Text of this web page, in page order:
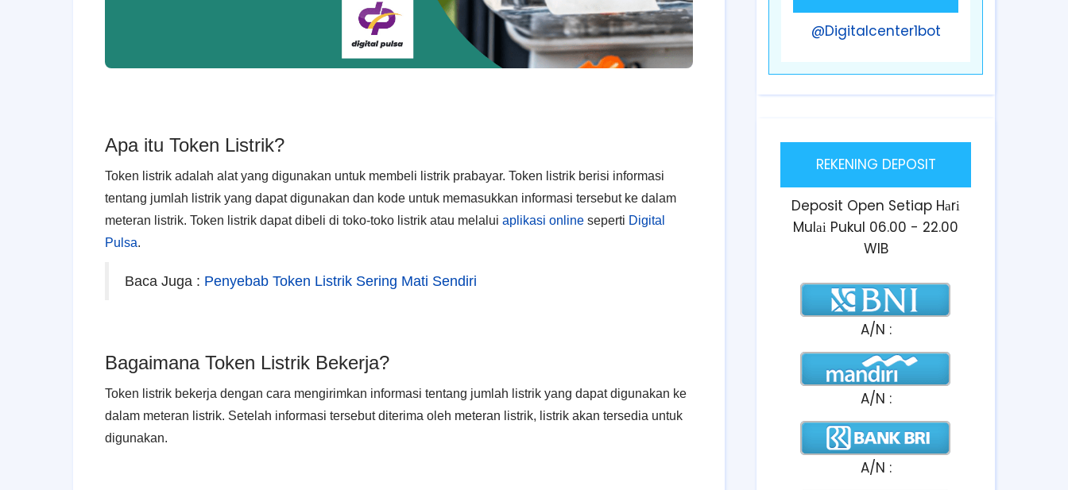
Apa itu Token Listrik?
Token listrik adalah alat yang digunakan untuk membeli listrik prabayar. Token listrik berisi informasi
tentang jumlah listrik yang dapat digunakan dan kode untuk memasukkan informasi tersebut ke dalam
meteran listrik. Token listrik dapat dibeli di toko-toko listrik atau melalui aplikasi online seperti Digital
Pulsa.
Baca Juga : Penyebab Token Listrik Sering Mati Sendiri
Bagaimana Token Listrik Bekerja?
Token listrik bekerja dengan cara mengirimkan informasi tentang jumlah listrik yang dapat digunakan ke
dalam meteran listrik. Setelah informasi tersebut diterima oleh meteran listrik, listrik akan tersedia untuk
digunakan.
@Digitalcenter1bot
REKENING DEPOSIT
Deposit Open Setiap Hаrі
Mulаі Pukul 06.00 - 22.00
WIB
A/N :
A/N :
A/N :